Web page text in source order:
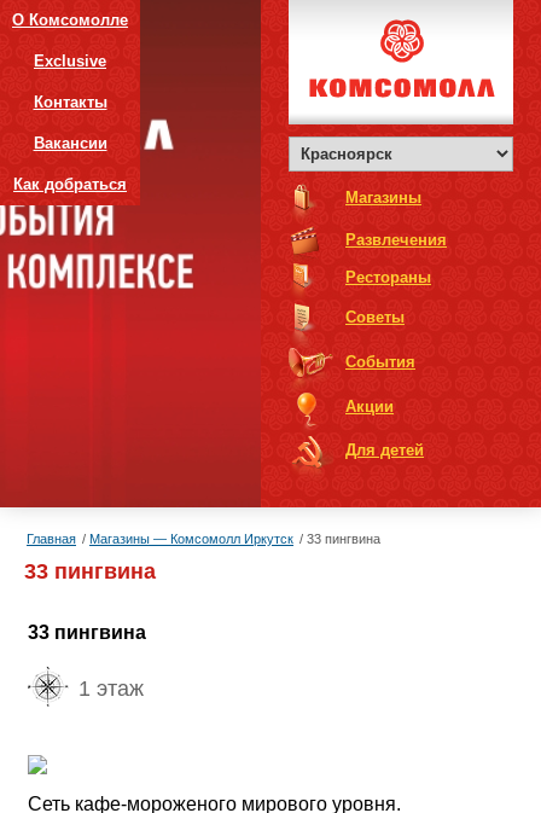
О Комсомолле
Exclusive
Контакты
Вакансии
Как добраться
Магазины
Развлечения
Рестораны
Советы
События
Акции
Для детей
Главная Магазины — Комсомолл Иркутск 33 пингвина
33 пингвина
33 пингвина
1 этаж
Сеть кафе-мороженого мирового уровня.